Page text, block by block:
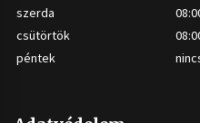
szerda
csütörtök
péntek